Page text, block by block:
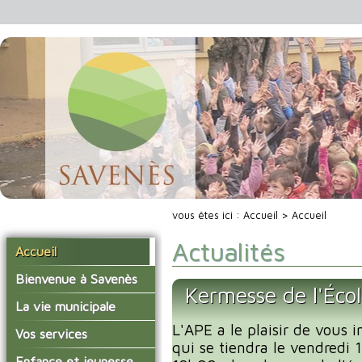
Accueil
Bienvenue à Savenès
Situer Savenès
Savenès en chiffre
L'histoire du village
La vie municipale
Vos élus
Les compte-rendus du
Vos services
La mairie
vous êtes ici : Accueil > Accueil
Actualités
Kermesse de
L'APE a le plaisir de vous
qui se tiendra le vendredi